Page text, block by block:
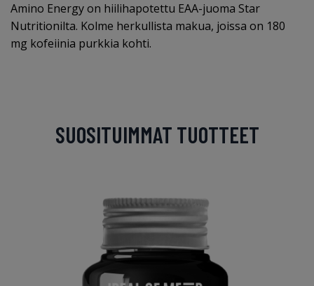
Amino Energy on hiilihapotettu EAA-juoma Star
Nutritionilta. Kolme herkullista makua, joissa on 180
mg kofeiinia purkkia kohti.
SUOSITUIMMAT TUOTTEET